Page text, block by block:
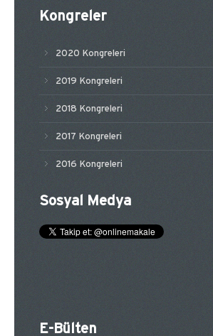
Kongreler
2020 Kongreleri
2019 Kongreleri
2018 Kongreleri
2017 Kongreleri
2016 Kongreleri
Sosyal Medya
E-Bülten